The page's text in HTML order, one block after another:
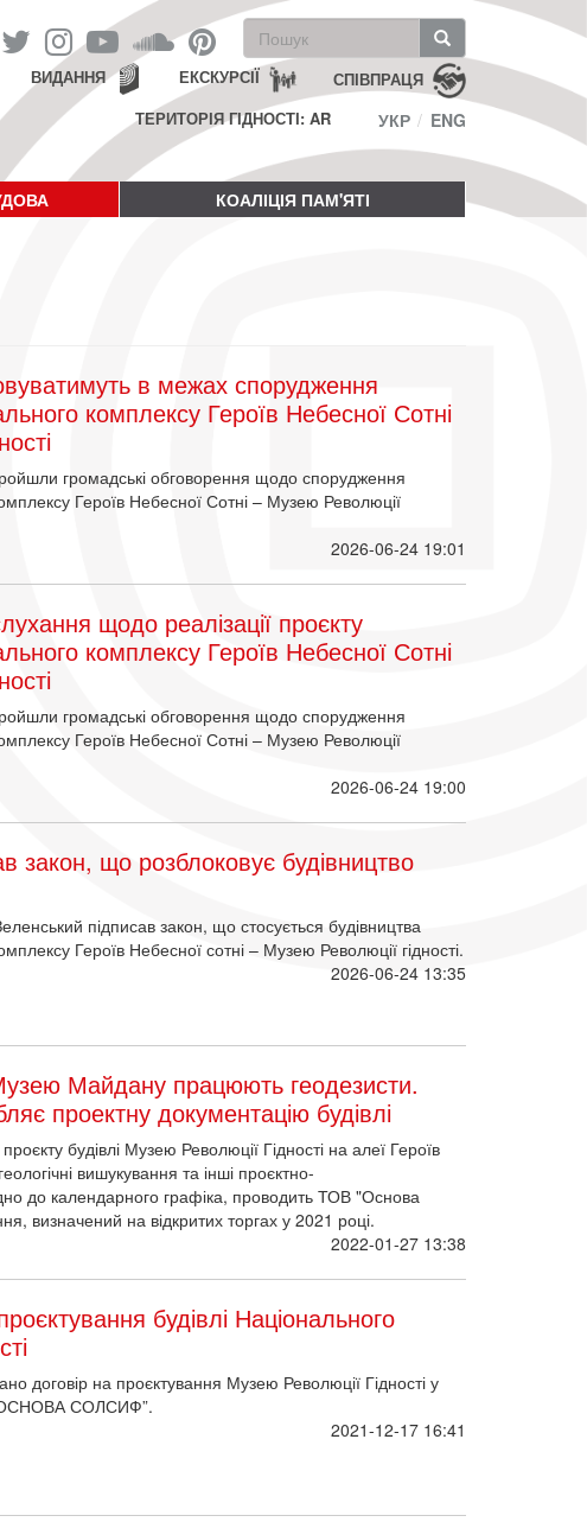
Пошукова
форма
Пошук СПІВПРАЦЯ
ЕКСКУРСІЇ
ВИДАННЯ
ТЕРИТОРІЯ ГІДНОСТІ: AR
УКР ENG
КОАЛІЦІЯ ПАМ'ЯТІ
в межах спорудження
комплексу Героїв Небесної Сотні
громадські обговорення щодо спорудження
Героїв Небесної Сотні – Музею Революції
2026-06-24 19:01
щодо реалізації проєкту
комплексу Героїв Небесної Сотні
громадські обговорення щодо спорудження
Героїв Небесної Сотні – Музею Революції
2026-06-24 19:00
закон, що розблоковує будівництво
підписав закон, що стосується будівництва
Героїв Небесної сотні – Музею Революції гідності.
2026-06-24 13:35
Майдану працюють геодезисти.
проектну документацію будівлі
будівлі Музею Революції Гідності на алеї Героїв
вишукування та інші проєктно-
до календарного графіка, проводить ТОВ "Основа
визначений на відкритих торгах у 2021 році.
2022-01-27 13:38
будівлі Національного
договір на проєктування Музею Революції Гідності у
“ОСНОВА СОЛСИФ”.
2021-12-17 16:41